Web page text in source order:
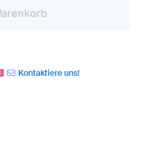
Kontaktiere uns!